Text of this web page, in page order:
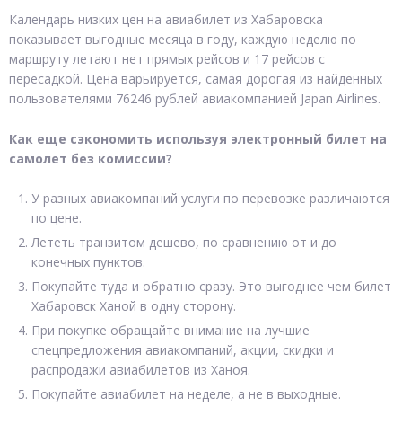
Календарь низких цен на авиабилет из Хабаровска
показывает выгодные месяца в году, каждую неделю по
маршруту летают нет прямых рейсов и 17 рейсов с
пересадкой. Цена варьируется, самая дорогая из найденных
пользователями 76246 рублей авиакомпанией Japan Airlines.
Как еще сэкономить используя электронный билет на
самолет без комиссии?
У разных авиакомпаний услуги по перевозке различаются
по цене.
Лететь транзитом дешево, по сравнению от и до
конечных пунктов.
Покупайте туда и обратно сразу. Это выгоднее чем билет
Хабаровск Ханой в одну сторону.
При покупке обращайте внимание на лучшие
спецпредложения авиакомпаний, акции, скидки и
распродажи авиабилетов из Ханоя.
Покупайте авиабилет на неделе, а не в выходные.